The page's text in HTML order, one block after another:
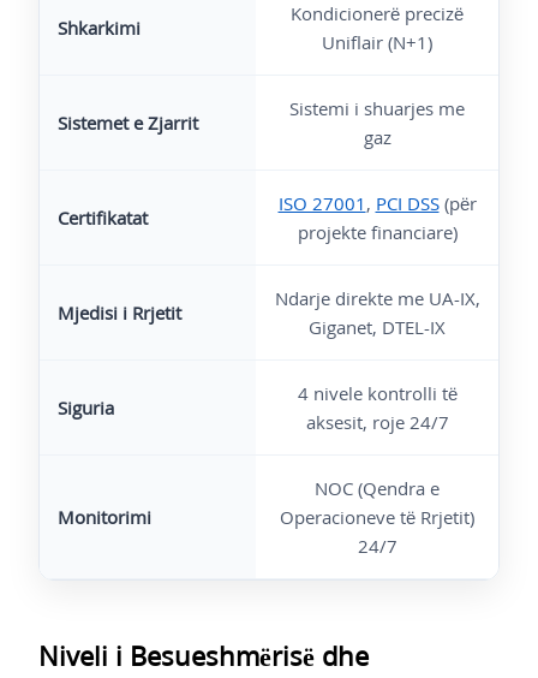
Shkarkimi
Kondicionerë precizë
Uniflair (N+1)
Sistemet e Zjarrit
Sistemi i shuarjes me
gaz
Certifikatat
ISO 27001 , PCI DSS(për
projekte financiare)
Mjedisi i Rrjetit
Ndarje direkte me UA-IX,
Giganet, DTEL-IX
Siguria
4 nivele kontrolli të
aksesit, roje 24/7
Monitorimi
NOC (Qendra e
Operacioneve të Rrjetit)
24/7
Niveli i Besueshmërisë dhe